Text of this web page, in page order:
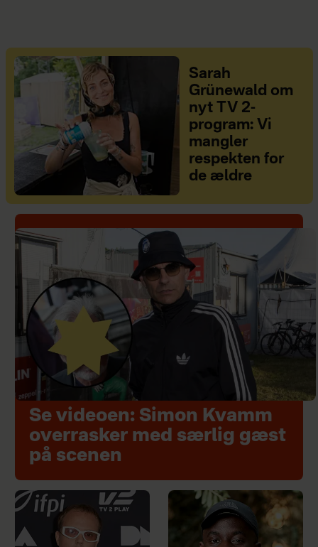
Sarah
Grünewald om
nyt TV 2-
program: Vi
mangler
respekten for
de ældre
Se videoen: Simon Kvamm
overrasker med særlig gæst
på scenen